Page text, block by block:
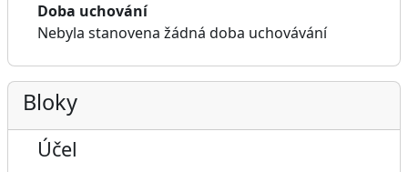
Doba uchování
Nebyla stanovena žádná doba uchovávání
Bloky
Účel